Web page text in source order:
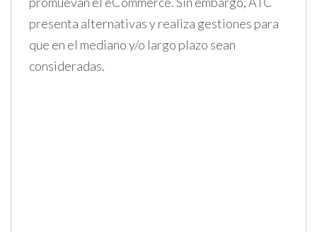
presenta alternativas y realiza gestiones para
que en el mediano y/o largo plazo sean
consideradas.